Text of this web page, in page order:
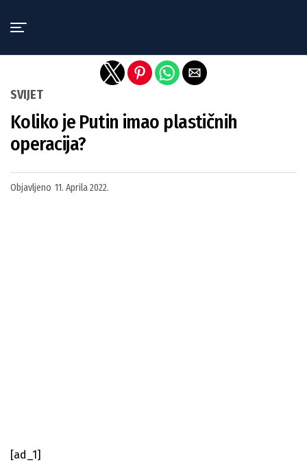
SVIJET
Koliko je Putin imao plastičnih
operacija?
Objavljeno 11. Aprila 2022.
[ad_1]